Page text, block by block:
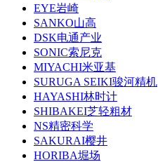
EYE岩崎
SANKO山高
DSK电通产业
SONIC索尼克
MIYACHI米亚基
SURUGA SEIKI骏河精机
HAYASHI林时计
SHIBAKEI芝轻粗材
NS精密科学
SAKURAI樱井
HORIBA堀场